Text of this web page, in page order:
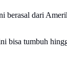
dari
tumbuh